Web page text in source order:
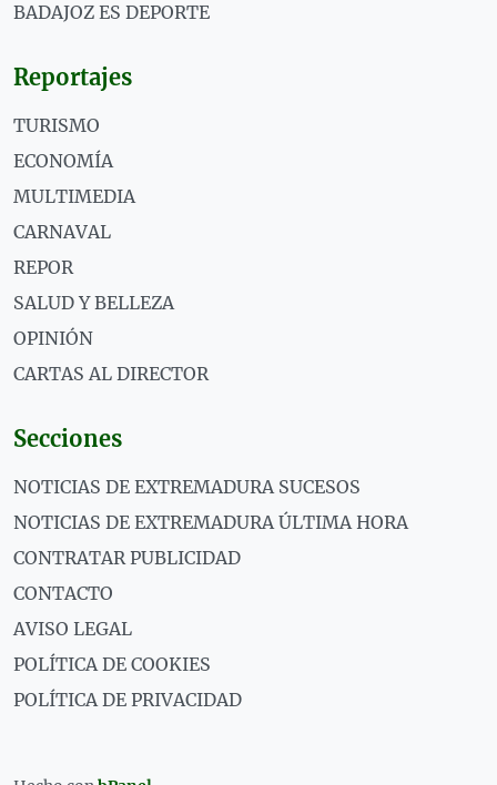
BADAJOZ ES DEPORTE
Reportajes
TURISMO
ECONOMÍA
MULTIMEDIA
CARNAVAL
REPOR
SALUD Y BELLEZA
OPINIÓN
CARTAS AL DIRECTOR
Secciones
NOTICIAS DE EXTREMADURA SUCESOS
NOTICIAS DE EXTREMADURA ÚLTIMA HORA
CONTRATAR PUBLICIDAD
CONTACTO
AVISO LEGAL
POLÍTICA DE COOKIES
POLÍTICA DE PRIVACIDAD